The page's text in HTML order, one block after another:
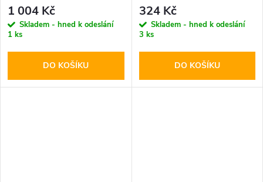
1 004 Kč
Skladem - hned k odeslání
1 ks
DO KOŠÍKU
324 Kč
Skladem - hned k odeslání
3 ks
DO KOŠÍKU